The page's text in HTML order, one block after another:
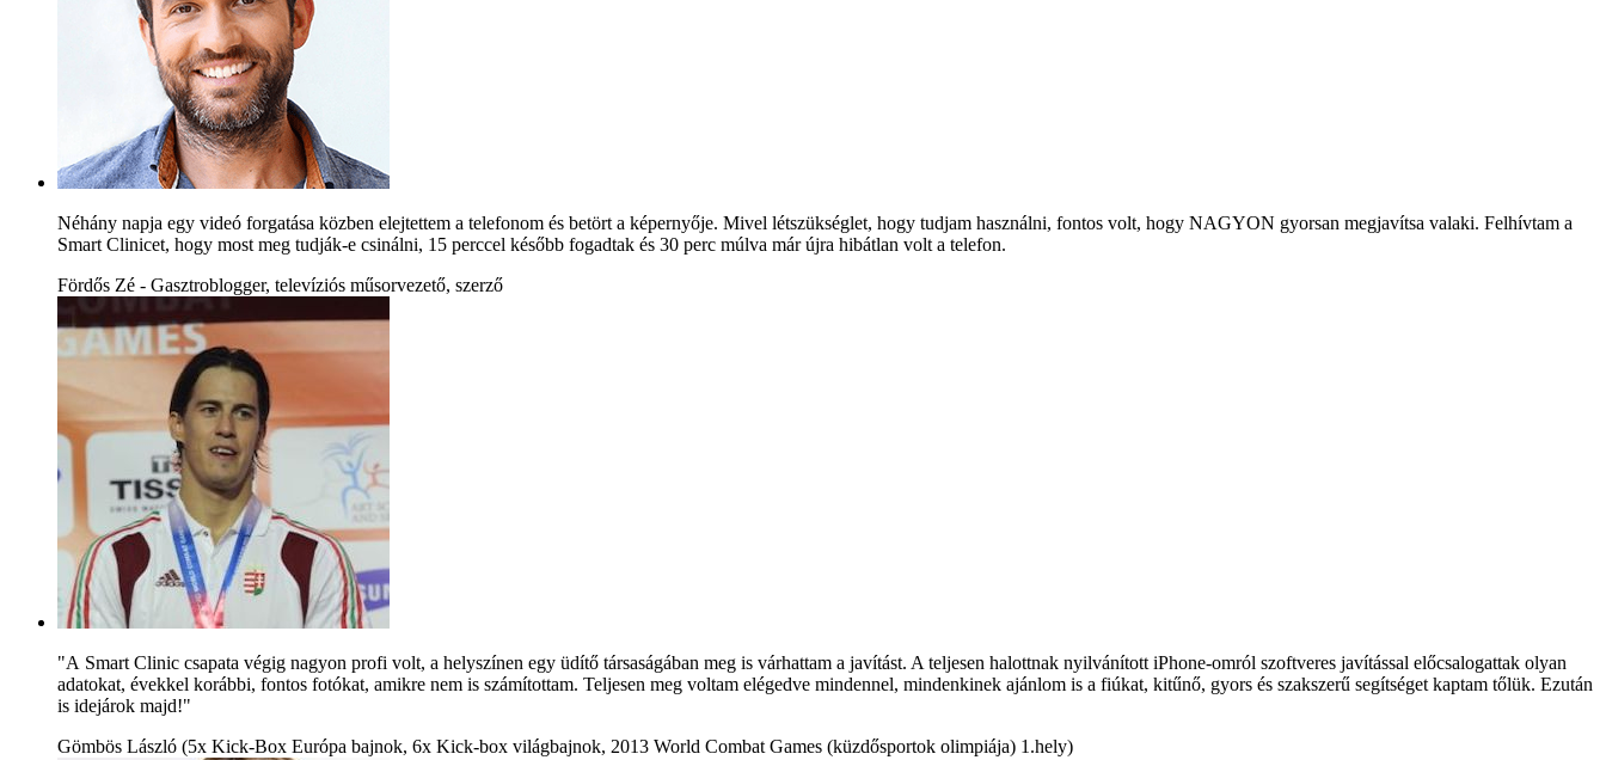
Néhány napja egy videó forgatása közben elejtettem a telefonom és betört a képernyője. Mivel létszükséglet, hogy tudjam használni, fontos volt, hogy NAGYON gyorsan megjavítsa valaki. Felhívtam a
Smart Clinicet, hogy most meg tudják-e csinálni, 15 perccel később fogadtak és 30 perc múlva már újra hibátlan volt a telefon.
Fördős Zé - Gasztroblogger, televíziós műsorvezető, szerző
"A Smart Clinic csapata végig nagyon profi volt, a helyszínen egy üdítő társaságában meg is várhattam a javítást. A teljesen halottnak nyilvánított iPhone-omról szoftveres javítással előcsalogattak olyan
adatokat, évekkel korábbi, fontos fotókat, amikre nem is számítottam. Teljesen meg voltam elégedve mindennel, mindenkinek ajánlom is a fiúkat, kitűnő, gyors és szakszerű segítséget kaptam tőlük. Ezután
is idejárok majd!"
Gömbös László (5x Kick-Box Európa bajnok, 6x Kick-box világbajnok, 2013 World Combat Games (küzdősportok olimpiája) 1.hely)